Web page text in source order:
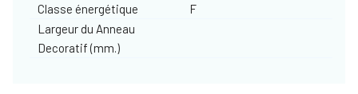
Classe énergétique
F
Largeur du Anneau
Decoratif (mm.)